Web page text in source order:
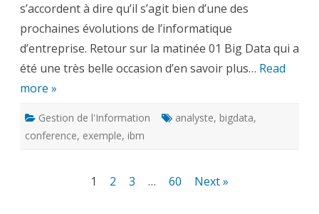
s’accordent à dire qu’il s’agit bien d’une des
prochaines évolutions de l’informatique
d’entreprise. Retour sur la matinée 01 Big Data qui a
été une très belle occasion d’en savoir plus… Read
more »
Gestion de l'Information analyste, bigdata,
conference, exemple, ibm
1 2 3 … 60 Next »